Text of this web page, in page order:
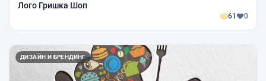
Лого Гришка Шоп
61 0
ДИЗАЙН И БРЕНДИНГ